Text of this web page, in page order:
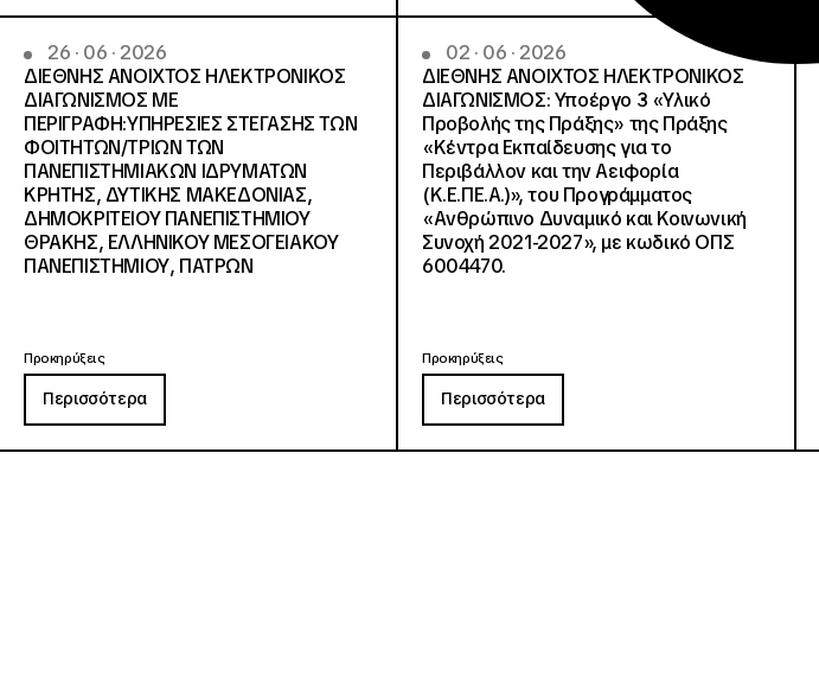
26 · 06 · 2026
ΔΙΕΘΝΗΣ ΑΝΟΙΧΤΟΣ ΗΛΕΚΤΡΟΝΙΚΟΣ
ΔΙΑΓΩΝΙΣΜΟΣ ΜΕ
ΠΕΡΙΓΡΑΦΗ:ΥΠΗΡΕΣΙΕΣ ΣΤΕΓΑΣΗΣ ΤΩΝ
ΦΟΙΤΗΤΩΝ/ΤΡΙΩΝ ΤΩΝ
ΠΑΝΕΠΙΣΤΗΜΙΑΚΩΝ ΙΔΡΥΜΑΤΩΝ
KΡΗΤΗΣ, ΔΥΤΙΚΗΣ ΜΑΚΕΔΟΝΙΑΣ,
ΔΗΜΟΚΡΙΤΕΙΟΥ ΠΑΝΕΠΙΣΤΗΜΙΟΥ
ΘΡΑΚΗΣ, ΕΛΛΗΝΙΚΟΥ ΜΕΣΟΓΕΙΑΚΟΥ
ΠΑΝΕΠΙΣΤΗΜΙΟΥ, ΠΑΤΡΩΝ
Προκηρύξεις
Περισσότερα
02 · 06 · 2026
ΔΙΕΘΝΗΣ ΑΝΟΙΧΤΟΣ ΗΛΕΚΤΡΟΝΙΚΟΣ
ΔΙΑΓΩΝΙΣΜΟΣ: Υποέργο 3 «Υλικό
Προβολής της Πράξης» της Πράξης
«Κέντρα Εκπαίδευσης για το
Περιβάλλον και την Αειφορία
(Κ.Ε.ΠΕ.Α.)», του Προγράμματος
«Ανθρώπινο Δυναμικό και Κοινωνική
Συνοχή 2021-2027», με κωδικό ΟΠΣ
6004470.
Προκηρύξεις
Περισσότερα